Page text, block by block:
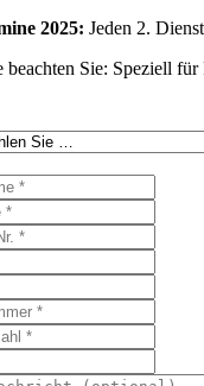
2025: Jeden 2.
beachten Sie: Speziell